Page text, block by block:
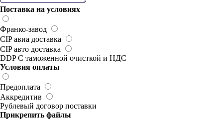
Поставка на условиях
Франко-завод
CIP авиа доставка
CIP авто доставка
DDP С таможенной очисткой и НДС
Условия оплаты
Предоплата
Аккредитив
Рублевый договор поставки
Прикрепить файлы